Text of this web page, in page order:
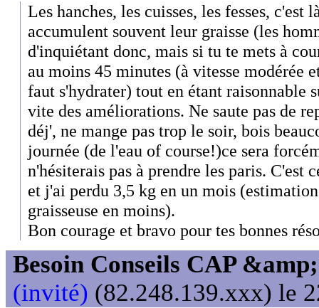
Les hanches, les cuisses, les fesses, c'est
accumulent souvent leur graisse (les
d'inquiétant donc, mais si tu te mets à
au moins 45 minutes (à vitesse modérée
faut s'hydrater) tout en étant raisonnable
vite des améliorations. Ne saute pas de
déj', ne mange pas trop le soir, bois
journée (de l'eau of course!)ce sera
n'hésiterais pas à prendre les paris. C'est
et j'ai perdu 3,5 kg en un mois
graisseuse en moins).
Bon courage et bravo pour tes bonnes
Besoin Conseils CAP
(invité) (82.248.139.xxx) le